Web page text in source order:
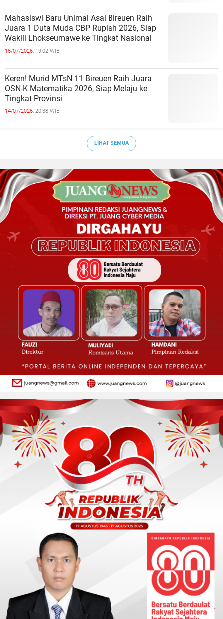
Mahasiswi Baru Unimal Asal Bireuen Raih
Juara 1 Duta Muda CBP Rupiah 2026, Siap
Wakili Lhokseumawe ke Tingkat Nasional
15/07/2026, 19:02 WIB
Keren! Murid MTsN 11 Bireuen Raih Juara
OSN-K Matematika 2026, Siap Melaju ke
Tingkat Provinsi
14/07/2026, 20:38 WIB
LIHAT SEMUA